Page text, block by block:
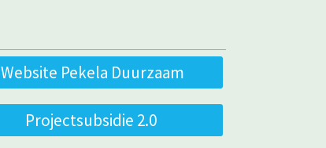
Website Pekela Duurzaam
Projectsubsidie 2.0